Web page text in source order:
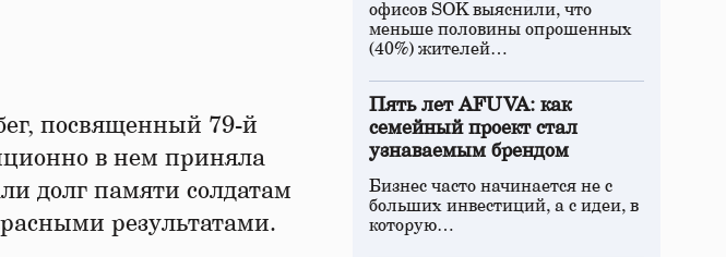
посвященный 79-й
в нем приняла
долг памяти солдатам
результатами.
офисов SOK выяснили, что
меньше половины опрошенных
(40%) жителей…
Пять лет AFUVA: как
семейный проект стал
узнаваемым брендом
Бизнес часто начинается не с
больших инвестиций, а с идеи, в
которую…